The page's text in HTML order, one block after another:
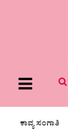
Menu
ಕಾವ್ಯ ಸಂಗಾತಿ